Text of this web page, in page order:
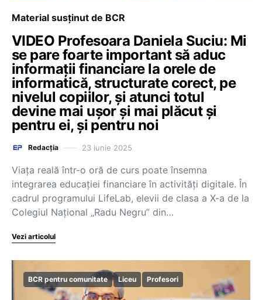
Material susținut de BCR
VIDEO Profesoara Daniela Suciu: Mi
se pare foarte important să aduc
informații financiare la orele de
informatică, structurate corect, pe
nivelul copiilor, și atunci totul
devine mai ușor și mai plăcut și
pentru ei, și pentru noi
Redacția 23 iunie 2025
Viața reală într-o oră de curs poate însemna
integrarea educației financiare în activități digitale. În
cadrul programului LifeLab, elevii de clasa a X-a de la
Colegiul Național „Radu Negru” din…
Vezi articolul
BCR pentru comunitate Liceu Profesori